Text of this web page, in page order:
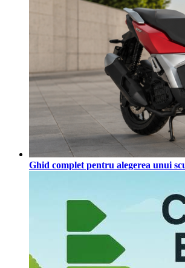
Ghid complet pentru alegerea unui